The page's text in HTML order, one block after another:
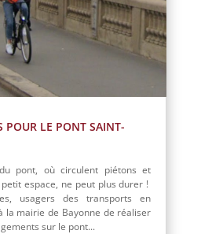
POUR LE PONT SAINT-
pont, où circulent piétons et
espace, ne peut plus durer !
usagers des transports en
la mairie de Bayonne de réaliser
sur le pont...